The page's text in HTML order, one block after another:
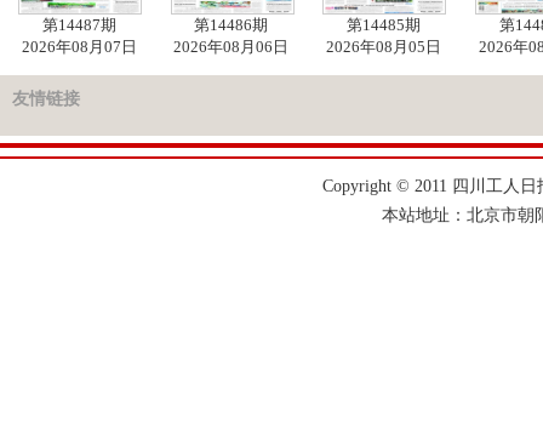
第14487期
2026年08月07日
第14486期
2026年08月06日
第14485期
2026年08月05日
第
2026年
友情链接
Copyright © 2011 四川工人
本站地址：北京市